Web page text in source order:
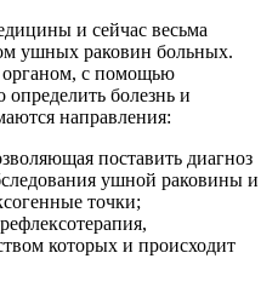
и сейчас весьма
ушных раковин больных.
с помощью
болезнь и
направления:
поставить диагноз
ушной раковины и
точки;
которых и происходит